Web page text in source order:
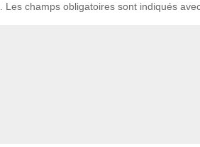
Les champs obligatoires sont indiqués